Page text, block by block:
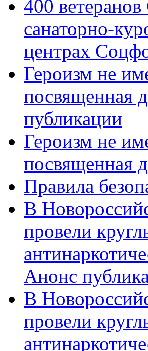
400
санаторно-
центрах
Героизм не
посвященная
публикации
Героизм не
посвященная
Правила
В
провели
Анонс
В
провели